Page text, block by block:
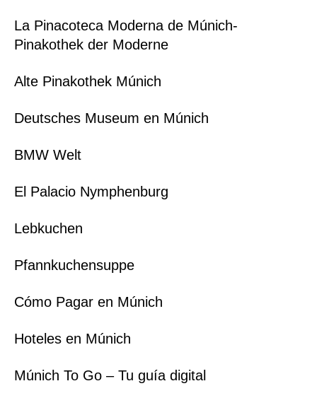
La Pinacoteca Moderna de Múnich-
Pinakothek der Moderne
Alte Pinakothek Múnich
Deutsches Museum en Múnich
BMW Welt
El Palacio Nymphenburg
Lebkuchen
Pfannkuchensuppe
Cómo Pagar en Múnich
Hoteles en Múnich
Múnich To Go – Tu guía digital